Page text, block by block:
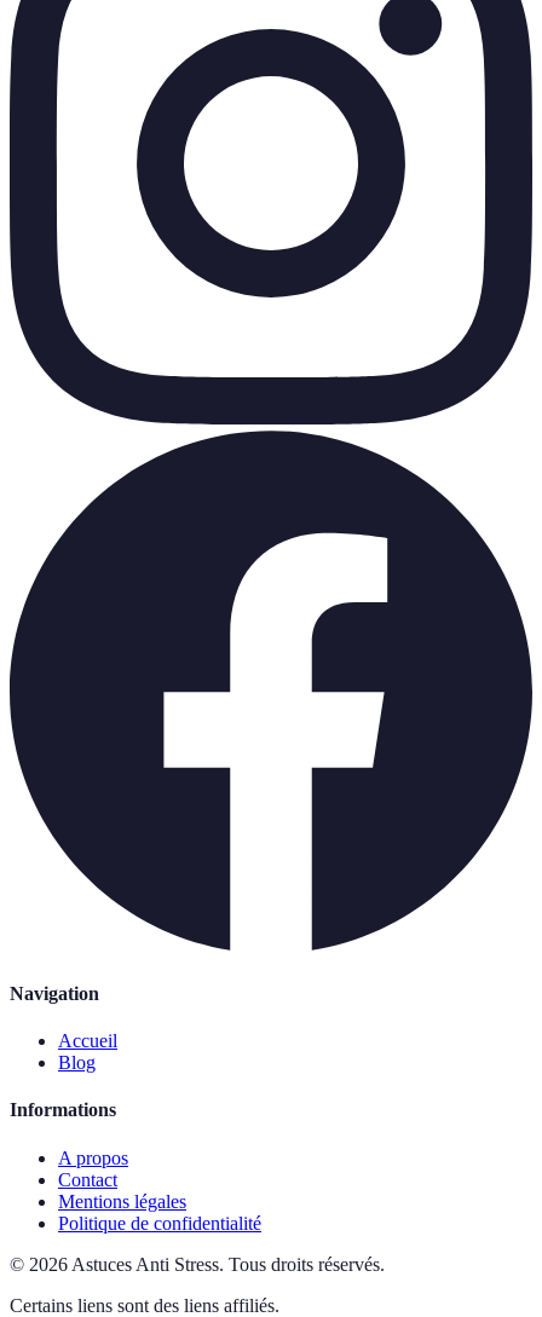
Navigation
Accueil
Blog
Informations
A propos
Contact
Mentions légales
Politique de confidentialité
© 2026 Astuces Anti Stress. Tous droits réservés.
Certains liens sont des liens affiliés.